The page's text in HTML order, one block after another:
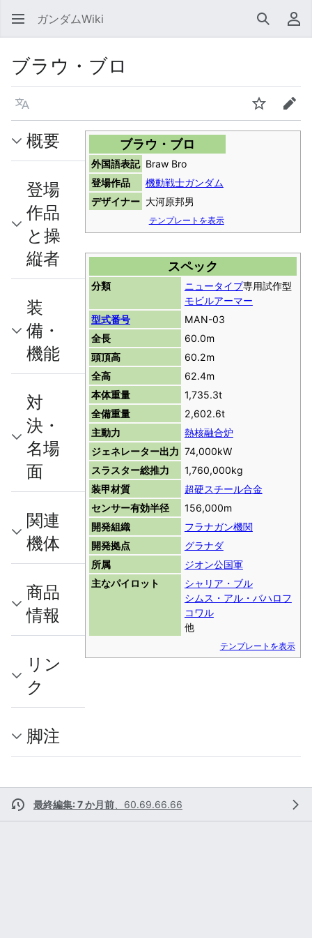
ガンダムWiki 検索 利
ブラウ・ブロ
言語 ウォッチ編集
ブラウ・ブロ
外国語表記 Braw Bro
登場作品
機動戦士ガンダム
デザイナー 大河原邦男
テンプレートを表示
スペック
分類 ニュータイプ専用試作型
モビルアーマー
型式番号
MAN-03
全長
60.0m
頭頂高
60.2m
全高
62.4m
本体重量
1,735.3t
全備重量
2,602.6t
主動力
熱核融合炉
ジェネレーター出力 74,000kW
スラスター総推力
1,760,000kg
装甲材質
超硬スチール合金
センサー有効半径
156,000m
開発組織
フラナガン機関
開発拠点
グラナダ
所属
ジオン公国軍
主なパイロット
シャリア・ブル
シムス・アル・バハロフ
コワル
他
テンプレートを表示
概要
登場
作品
と操
縦者
装
備・
機能
対
決・
名場
面
関連
機体
商品
情報
リン
ク
脚注
最終編集: 7 か月前 60.69.66.66